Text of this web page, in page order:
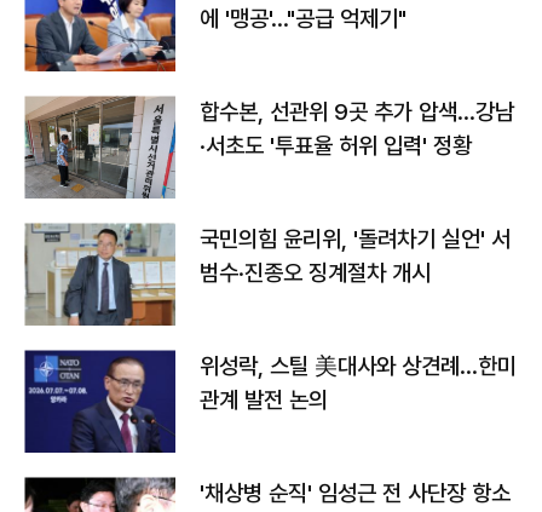
에 '맹공'…"공급 억제기"
합수본, 선관위 9곳 추가 압색…강남
·서초도 '투표율 허위 입력' 정황
국민의힘 윤리위, '돌려차기 실언' 서
범수·진종오 징계절차 개시
위성락, 스틸 美대사와 상견례…한미
관계 발전 논의
'채상병 순직' 임성근 전 사단장 항소